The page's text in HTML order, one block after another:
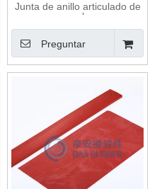
Junta de anillo articulado de
empalme
Preguntar